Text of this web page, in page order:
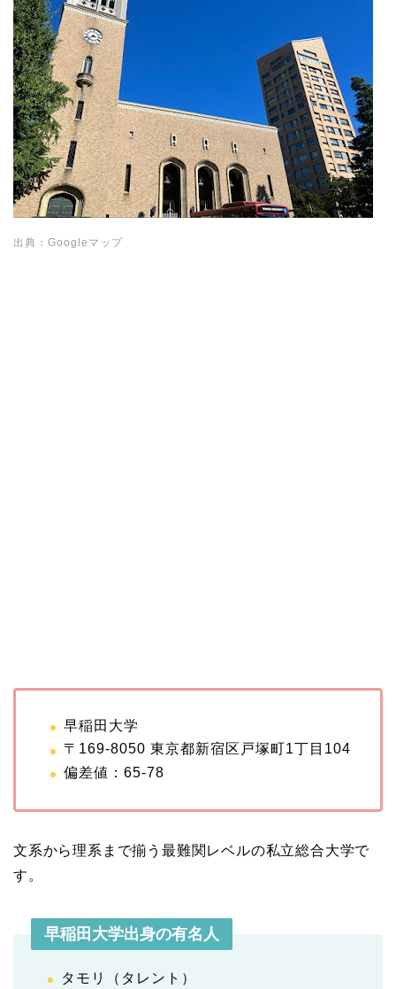
出典：Googleマップ
早稲田大学
〒169-8050 東京都新宿区戸塚町1丁目104
偏差値：65-78
文系から理系まで揃う最難関レベルの私立総合大学で
す。
早稲田大学出身の有名人
タモリ（タレント）